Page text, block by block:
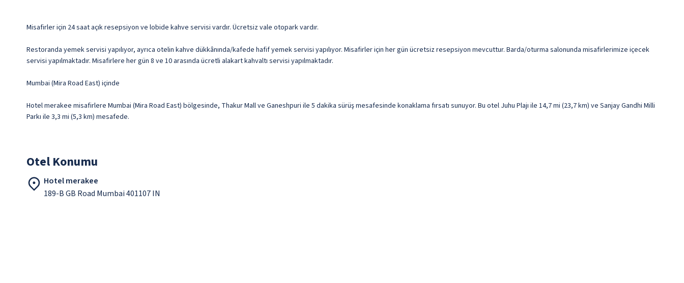
Misafirler için 24 saat açık resepsiyon ve lobide kahve servisi vardır. Ücretsiz vale otopark vardır.
Restoranda yemek servisi yapılıyor, ayrıca otelin kahve dükkânında/kafede hafif yemek servisi yapılıyor. Misafirler için her gün ücretsiz resepsiyon mevcuttur. Barda/oturma salonunda misafirlerimize içecek
servisi yapılmaktadır. Misafirlere her gün 8 ve 10 arasında ücretli alakart kahvaltı servisi yapılmaktadır.
Mumbai (Mira Road East) içinde
Hotel merakee misafirlere Mumbai (Mira Road East) bölgesinde, Thakur Mall ve Ganeshpuri ile 5 dakika sürüş mesafesinde konaklama fırsatı sunuyor. Bu otel Juhu Plajı ile 14,7 mi (23,7 km) ve Sanjay Gandhi Milli
Parkı ile 3,3 mi (5,3 km) mesafede.
Otel Konumu
Hotel merakee
189-B GB Road Mumbai 401107 IN